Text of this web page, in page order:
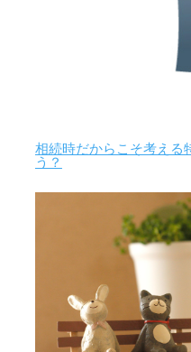
相続時だからこそ考える
う？